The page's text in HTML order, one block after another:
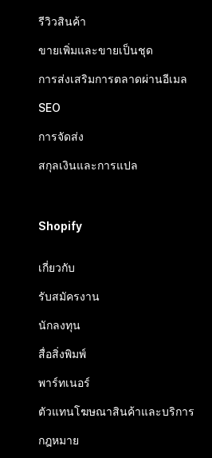
รีวิวสินค้า
ขายเพิ่มและขายเป็นชุด
การส่งเสริมการตลาดผ่านอีเมล
SEO
การจัดส่ง
สกุลเงินและการแปล
Shopify
เกี่ยวกับ
รับสมัครงาน
นักลงทุน
สื่อสิ่งพิมพ์
พาร์ทเนอร์
ตัวแทนโฆษณาสินค้าและบริการ
กฎหมาย